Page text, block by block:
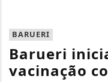
BARUERI
Barueri
vacinação